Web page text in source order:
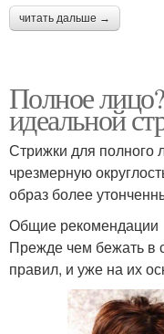
читать дальше →
Полное
идеальной
Стрижки для полного
чрезмерную
образ более
Общие рекомендации
Прежде чем бежать в
правил, и уже на их